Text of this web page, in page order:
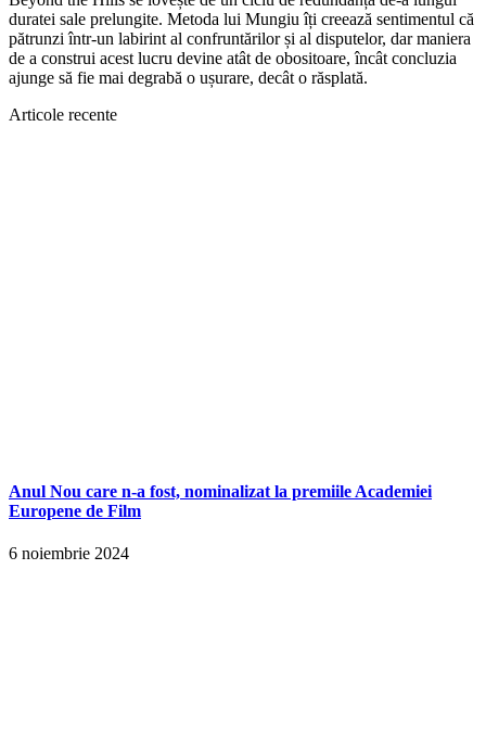
duratei sale prelungite. Metoda lui Mungiu îți creează sentimentul că
pătrunzi într-un labirint al confruntărilor și al disputelor, dar maniera
de a construi acest lucru devine atât de obositoare, încât concluzia
ajunge să fie mai degrabă o ușurare, decât o răsplată.
Articole recente
Anul Nou care n-a fost, nominalizat la premiile Academiei
Europene de Film
6 noiembrie 2024